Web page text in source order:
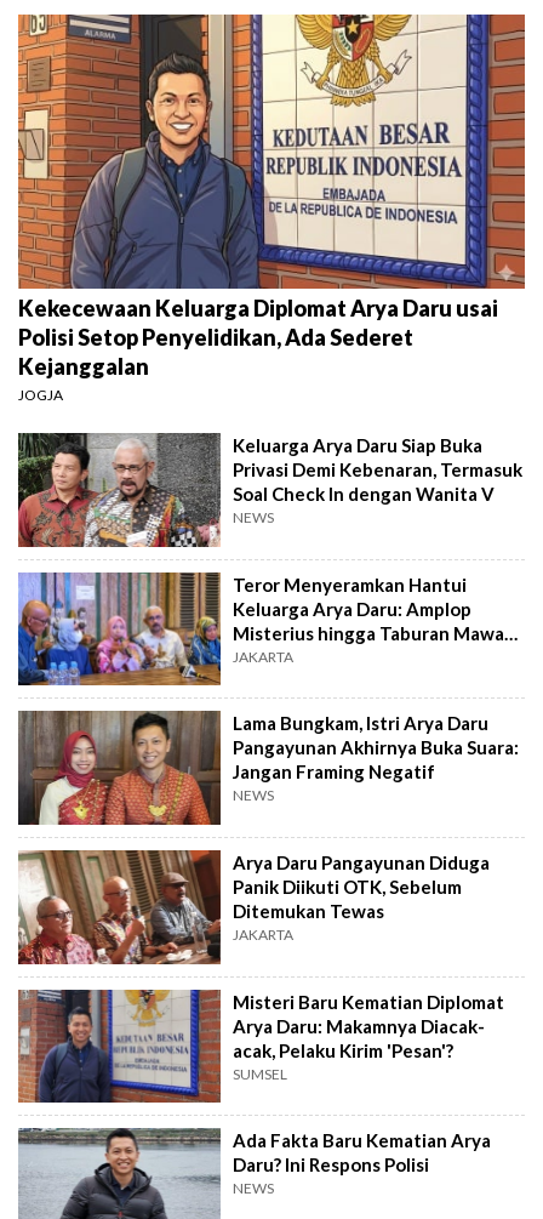
Kekecewaan Keluarga Diplomat Arya Daru usai
Polisi Setop Penyelidikan, Ada Sederet
Kejanggalan
JOGJA
Keluarga Arya Daru Siap Buka
Privasi Demi Kebenaran, Termasuk
Soal Check In dengan Wanita V
NEWS
Teror Menyeramkan Hantui
Keluarga Arya Daru: Amplop
Misterius hingga Taburan Mawar
Merah
JAKARTA
Lama Bungkam, Istri Arya Daru
Pangayunan Akhirnya Buka Suara:
Jangan Framing Negatif
NEWS
Arya Daru Pangayunan Diduga
Panik Diikuti OTK, Sebelum
Ditemukan Tewas
JAKARTA
Misteri Baru Kematian Diplomat
Arya Daru: Makamnya Diacak-
acak, Pelaku Kirim 'Pesan'?
SUMSEL
Ada Fakta Baru Kematian Arya
Daru? Ini Respons Polisi
NEWS